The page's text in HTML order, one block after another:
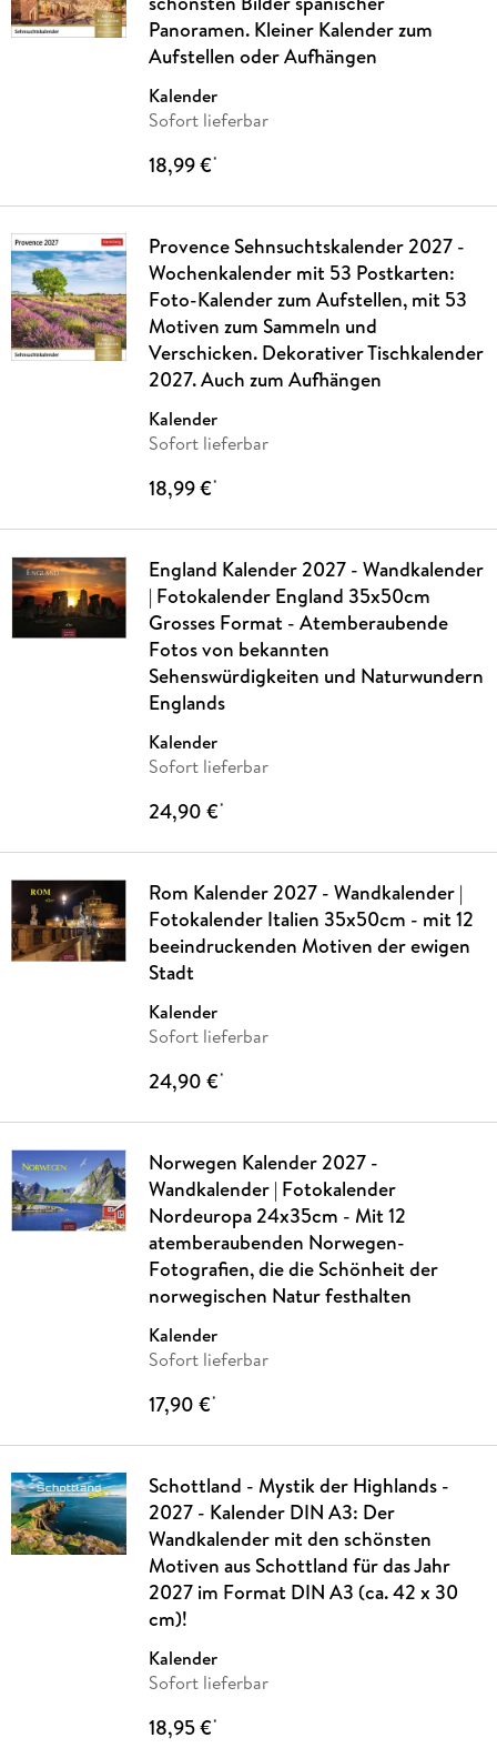
Panoramen. Kleiner Kalender zum
Aufstellen oder Aufhängen
Kalender
Sofort lieferbar
18,99 €*
Provence Sehnsuchtskalender 2027 -
Wochenkalender mit 53 Postkarten:
Foto-Kalender zum Aufstellen, mit 53
Motiven zum Sammeln und
Verschicken. Dekorativer Tischkalender
2027. Auch zum Aufhängen
Kalender
Sofort lieferbar
18,99 €*
England Kalender 2027 - Wandkalender
| Fotokalender England 35x50cm
Grosses Format - Atemberaubende
Fotos von bekannten
Sehenswürdigkeiten und Naturwundern
Englands
Kalender
Sofort lieferbar
24,90 €*
Rom Kalender 2027 - Wandkalender |
Fotokalender Italien 35x50cm - mit 12
beeindruckenden Motiven der ewigen
Stadt
Kalender
Sofort lieferbar
24,90 €*
Norwegen Kalender 2027 -
Wandkalender | Fotokalender
Nordeuropa 24x35cm - Mit 12
atemberaubenden Norwegen-
Fotografien, die die Schönheit der
norwegischen Natur festhalten
Kalender
Sofort lieferbar
17,90 €*
Schottland - Mystik der Highlands -
2027 - Kalender DIN A3: Der
Wandkalender mit den schönsten
Motiven aus Schottland für das Jahr
2027 im Format DIN A3 (ca. 42 x 30
cm)!
Kalender
Sofort lieferbar
18,95 €*